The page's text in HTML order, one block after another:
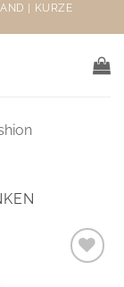
| KURZE